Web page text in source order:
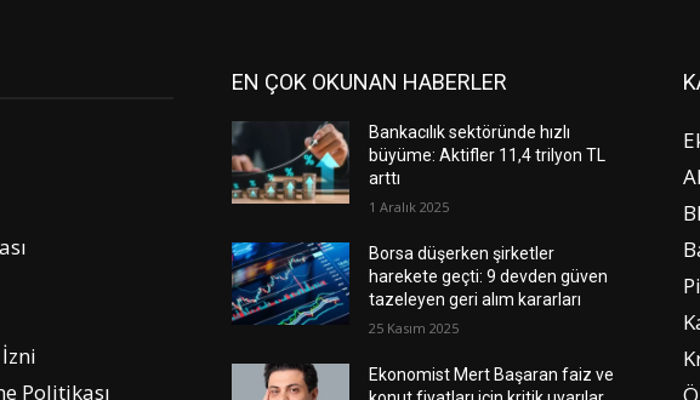
Politikası
EN ÇOK OKUNAN HABERLER
Bankacılık sektöründe hızlı
büyüme: Aktifler 11,4 trilyon TL
arttı
1 Aralık 2025
Borsa düşerken şirketler
harekete geçti: 9 devden güven
tazeleyen geri alım kararları
25 Kasım 2025
Ekonomist Mert Başaran faiz ve